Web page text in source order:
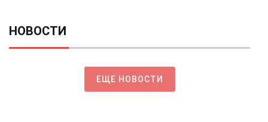
НОВОСТИ
ЕЩЕ НОВОСТИ